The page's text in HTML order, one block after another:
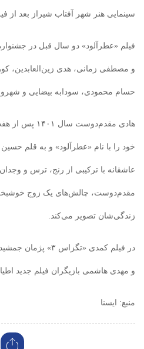
سینمایی هنر شهر آفتاب شیراز بعد از
فیلم «عطرآلود» دو سال قبل در
و مصطفی زمانی، هدی زین‌العابدین،
حسام محمودی، سودابه بیضایی و شهروز
هادی
خود را با نام «عطرآلود» و به قلم
عاشقانه با ترکیبی از رنج، ترس و
مقدم‌دوست، چالش‌های یک زوج
زندگی‌شان تصویر می‌کند.
در فیلم کمدی
و مهدی هاشمی بازیگران فیلم جدید
منبع: ایسنا